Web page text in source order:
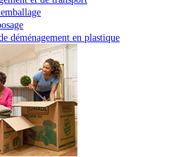
déménagement en plastique